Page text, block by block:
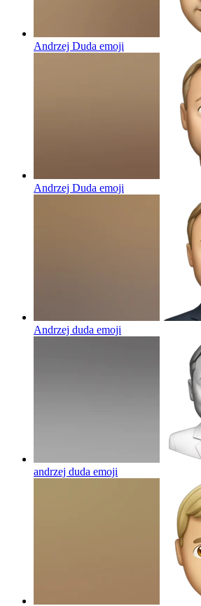
Andrzej Duda emoji
Andrzej Duda emoji
Andrzej duda emoji
andrzej duda emoji